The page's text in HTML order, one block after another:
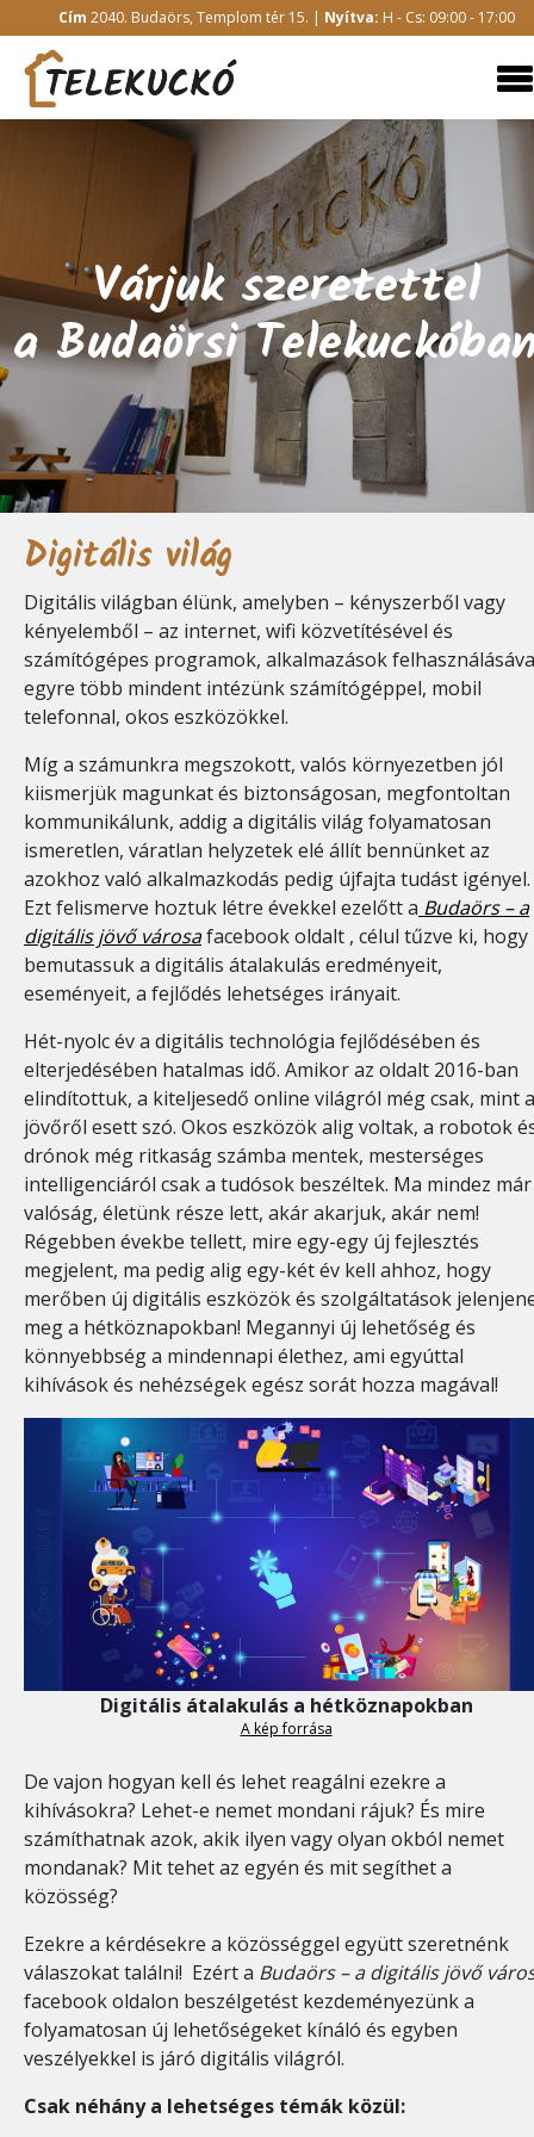
Cím 2040. Budaörs, Templom tér 15. | Nyítva: H - Cs: 09:00 - 17:00
Várjuk szeretettel
a Budaörsi
Digitális világ
Digitális világban élünk, amelyben – kényszerből vagy
kényelemből – az internet, wifi közvetítésével és
számítógépes programok, alkalmazások
egyre több mindent intézünk számítógéppel, mobil
telefonnal, okos eszközökkel.
Míg a számunkra megszokott, valós környezetben jól
kiismerjük magunkat és biztonságosan, megfontoltan
kommunikálunk, addig a digitális világ folyamatosan
ismeretlen, váratlan helyzetek elé állít bennünket az
azokhoz való alkalmazkodás pedig újfajta tudást igényel.
Ezt felismerve hoztuk létre évekkel ezelőtt a Budaörs – a
digitális jövő városafacebook oldalt , célul tűzve ki, hogy
bemutassuk a digitális átalakulás eredményeit,
eseményeit, a fejlődés lehetséges irányait.
Hét-nyolc év a digitális technológia fejlődésében és
elterjedésében hatalmas idő. Amikor az oldalt 2016-ban
elindítottuk, a kiteljesedő online világról még csak, mint a
jövőről esett szó. Okos eszközök alig voltak, a robotok
drónok még ritkaság számba mentek, mesterséges
intelligenciáról csak a tudósok beszéltek. Ma mindez már
valóság, életünk része lett, akár akarjuk, akár nem!
Régebben évekbe tellett, mire egy-egy új fejlesztés
megjelent, ma pedig alig egy-két év kell ahhoz, hogy
merőben új digitális eszközök és szolgáltatások
meg a hétköznapokban! Megannyi új lehetőség és
könnyebbség a mindennapi élethez, ami egyúttal
kihívások és nehézségek egész sorát hozza magával!
Digitális átalakulás a hétköznapokban
A kép forrása
De vajon hogyan kell és lehet reagálni ezekre a
kihívásokra? Lehet-e nemet mondani rájuk? És mire
számíthatnak azok, akik ilyen vagy olyan okból nemet
mondanak? Mit tehet az egyén és mit segíthet a
közösség?
Ezekre a kérdésekre a közösséggel együtt szeretnénk
válaszokat találni! Ezért a Budaörs – a digitális jövő
facebook oldalon beszélgetést kezdeményezünk a
folyamatosan új lehetőségeket kínáló és egyben
veszélyekkel is járó digitális világról.
Csak néhány a lehetséges témák közül: